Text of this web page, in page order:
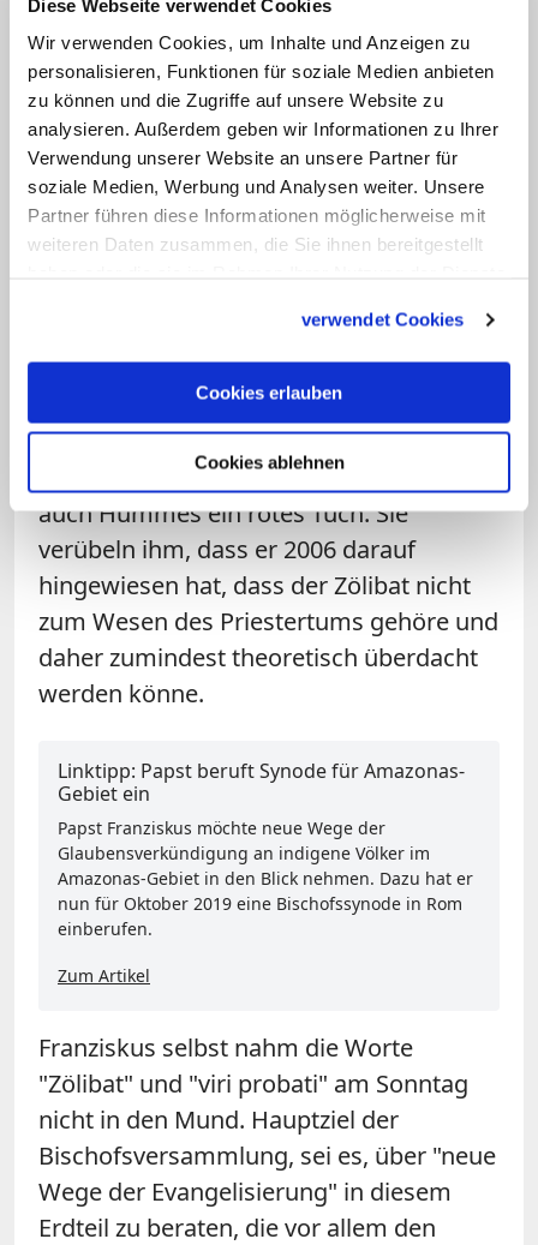
Diese Webseite verwendet Cookies
Wir verwenden Cookies, um Inhalte und Anzeigen zu
personalisieren, Funktionen für soziale Medien anbieten
zu können und die Zugriffe auf unsere Website zu
analysieren. Außerdem geben wir Informationen zu Ihrer
Verwendung unserer Website an unsere Partner für
soziale Medien, Werbung und Analysen weiter. Unsere
Partner führen diese Informationen möglicherweise mit
weiteren Daten zusammen, die Sie ihnen bereitgestellt
verwendet Cookies
Cookies erlauben
Cookies ablehnen
sah. Das vatikanische Presseamt
dementierte damals Berichte über einen
angeblichen Brief des Papstes, in dem
sich Franziskus aufgeschlossen für die
Einführung von "viri probati" in der
Region geäußert haben sollte.
Adressat des Briefes sollte der
gewesen sein. Der frühere Chef der
vatikanischen Klerus-Kongregation ist ein
langjähriger Freund von Franziskus und
Vorsitzender der Bischofskommission für
Amazonien. Für Ultrakonservative ist
auch Hummes ein rotes Tuch. Sie
verübeln ihm, dass er 2006 darauf
hingewiesen hat, dass der Zölibat nicht
zum Wesen des Priestertums gehöre und
daher zumindest theoretisch überdacht
werden könne.
Linktipp: Papst beruft Synode für Amazonas-
Gebiet ein
Papst Franziskus möchte neue Wege der
Glaubensverkündigung an indigene Völker im
Amazonas-Gebiet in den Blick nehmen. Dazu hat er
nun für Oktober 2019 eine Bischofssynode in Rom
einberufen.
Zum Artikel
Franziskus selbst nahm die Worte
"Zölibat" und "viri probati" am Sonntag
nicht in den Mund. Hauptziel der
Bischofsversammlung, sei es, über "neue
Wege der Evangelisierung" in diesem
Erdteil zu beraten, die vor allem den